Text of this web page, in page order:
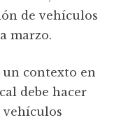
de vehículos
marzo.
un contexto en
debe hacer
vehículos